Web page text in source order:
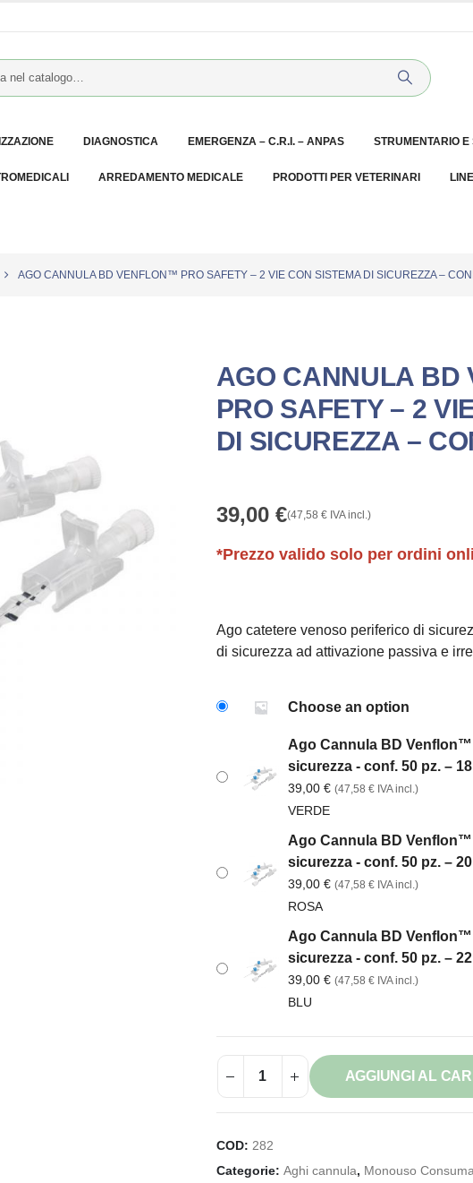
DIAGNOSTICA EMERGENZA – C.R.I. – ANPAS STRUMENTARIO E
ARREDAMENTO MEDICALE PRODOTTI PER VETERINARI
AGO CANNULA BD VENFLON™ PRO SAFETY – 2 VIE CON SISTEMA DI SICUREZZA –
AGO CANNULA BD
PRO SAFETY – 2
DI SICUREZZA –
39,00 €(47,58 €IVA incl.)
*Prezzo valido solo per ordini
Ago catetere venoso periferico di
di sicurezza ad attivazione passiva e
Choose an option
Ago Cannula BD
sicurezza - conf. 50 pz. –
39,00 € (47,58 €IVA incl.)
VERDE
Ago Cannula BD
sicurezza - conf. 50 pz. –
39,00 € (47,58 €IVA incl.)
ROSA
Ago Cannula BD
sicurezza - conf. 50 pz. –
39,00 € (47,58 €IVA incl.)
BLU
AGGIUNGI AL
COD: 282
Categorie: Aghi cannula, Monouso